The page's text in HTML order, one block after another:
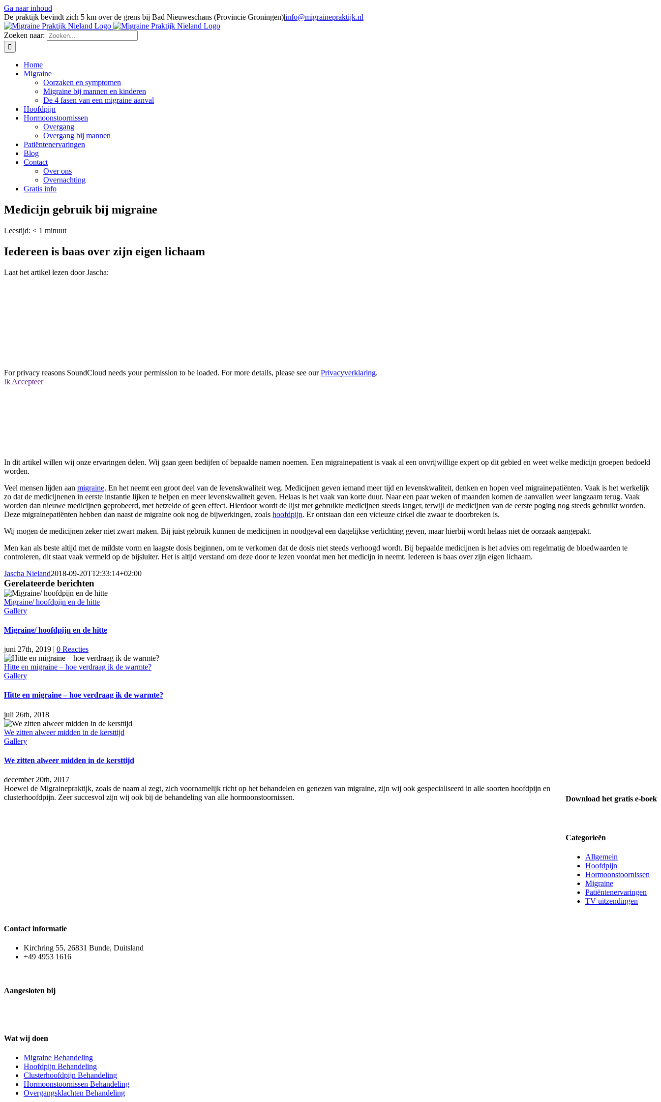
Ga naar inhoud
De praktijk bevindt zich 5 km over de grens bij Bad Nieuweschans (Provincie Groningen)|info@migrainepraktijk.nl
Zoeken naar:
Home
Migraine
Oorzaken en symptomen
Migraine bij mannen en kinderen
De 4 fasen van een migraine aanval
Hoofdpijn
Hormoonstoornissen
Overgang
Overgang bij mannen
Patiëntenervaringen
Blog
Contact
Over ons
Overnachting
Gratis info
Medicijn gebruik bij migraine
Leestijd: < 1 minuut
Iedereen is baas over zijn eigen lichaam
Laat het artikel lezen door Jascha:
For privacy reasons SoundCloud needs your permission to be loaded. For more details, please see ourPrivacyverklaring.
Ik Accepteer
In dit artikel willen wij onze ervaringen delen. Wij gaan geen bedijfen of bepaalde namen noemen. Een migrainepatient is vaak al een onvrijwillige expert op dit gebied en weet welke medicijn groepen bedoeld
worden.
Veel mensen lijden aan migraine. En het neemt een groot deel van de levenskwaliteit weg. Medicijnen geven iemand meer tijd en levenskwaliteit, denken en hopen veel migrainepatiënten. Vaak is het werkelijk
zo dat de medicijnenen in eerste instantie lijken te helpen en meer levenskwaliteit geven. Helaas is het vaak van korte duur. Naar een paar weken of maanden komen de aanvallen weer langzaam terug. Vaak
worden dan nieuwe medicijnen geprobeerd, met hetzelde of geen effect. Hierdoor wordt de lijst met gebruikte medicijnen steeds langer, terwijl de medicijnen van de eerste poging nog steeds gebruikt worden.
Deze migrainepatiënten hebben dan naast de migraine ook nog de bijwerkingen, zoals hoofdpijn. Er ontstaan dan een vicieuze cirkel die zwaar te doorbreken is.
Wij mogen de medicijnen zeker niet zwart maken. Bij juist gebruik kunnen de medicijnen in noodgeval een dagelijkse verlichting geven, maar hierbij wordt helaas niet de oorzaak aangepakt.
Men kan als beste altijd met de mildste vorm en laagste dosis beginnen, om te verkomen dat de dosis niet steeds verhoogd wordt. Bij bepaalde medicijnen is het advies om regelmatig de bloedwaarden te
controleren, dit staat vaak vermeld op de bijsluiter. Het is altijd verstand om deze door te lezen voordat men het medicijn in neemt. Iedereen is baas over zijn eigen lichaam.
Jascha Nieland2018-09-20T12:33:14+02:00
Gerelateerde berichten
Migraine/ hoofdpijn en de hitte
Gallery
Migraine/ hoofdpijn en de hitte
juni 27th, 2019 | 0 Reacties
Hitte en migraine – hoe verdraag ik de warmte?
Gallery
Hitte en migraine – hoe verdraag ik de warmte?
juli 26th, 2018
We zitten alweer midden in de kersttijd
Gallery
We zitten alweer midden in de kersttijd
december 20th, 2017
Download het gratis e-boek
Categorieën
Allgemein
Hoofdpijn
Hormoonstoornissen
Migraine
Patiëntenervaringen
TV uitzendingen
Hoewel de Migrainepraktijk, zoals de naam al zegt, zich voornamelijk richt op het behandelen en genezen van migraine, zijn wij ook gespecialiseerd in alle soorten hoofdpijn en
clusterhoofdpijn. Zeer succesvol zijn wij ook bij de behandeling van alle hormoonstoornissen.
Contact informatie
Kirchring 55, 26831 Bunde, Duitsland
+49 4953 1616
Aangesloten bij
Wat wij doen
Migraine Behandeling
Hoofdpijn Behandeling
Clusterhoofdpijn Behandeling
Hormoonstoornissen Behandeling
Overgangsklachten Behandeling